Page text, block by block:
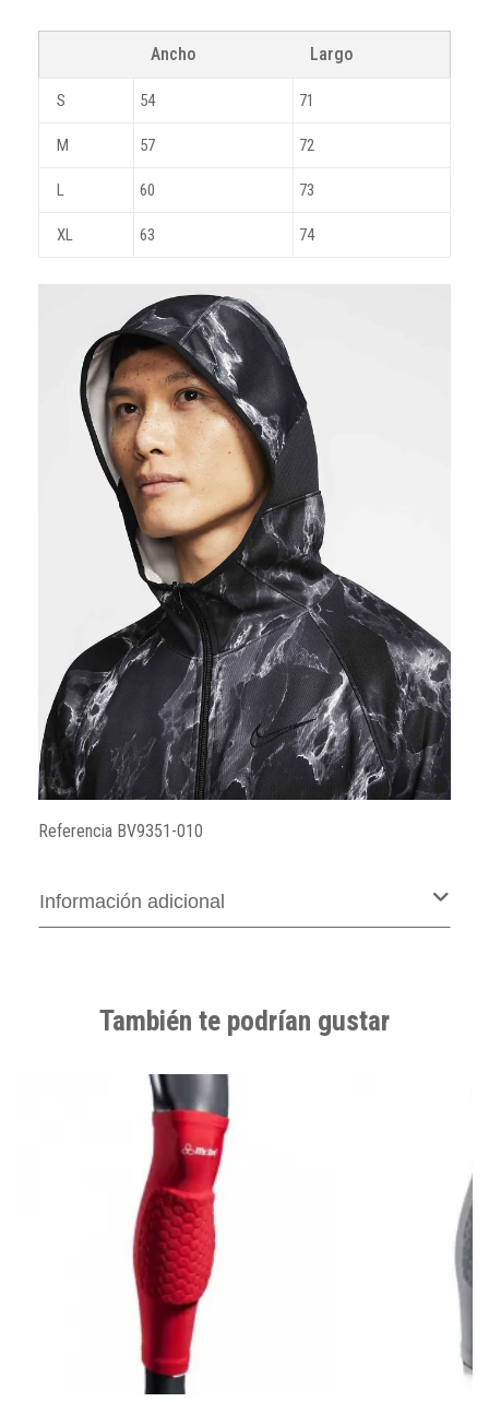
Ancho Largo
S 54 71
M 57 72
L 60 73
XL 63 74
Referencia BV9351-010
Información adicional
También te podrían gustar